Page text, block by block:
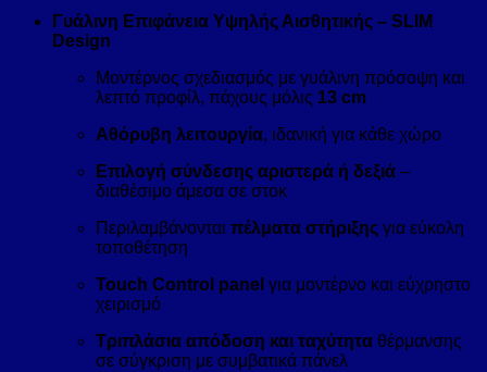
Γυάλινη Επιφάνεια Υψηλής Αισθητικής – SLIM
Design
Μοντέρνος σχεδιασμός με γυάλινη πρόσοψη και
λεπτό προφίλ, πάχους μόλις 13 cm
Αθόρυβη λειτουργία, ιδανική για κάθε χώρο
Επιλογή σύνδεσης αριστερά ή δεξιά –
διαθέσιμο άμεσα σε στοκ
Περιλαμβάνονται πέλματα στήριξης για εύκολη
τοποθέτηση
Touch Control panel για μοντέρνο και εύχρηστο
χειρισμό
Τριπλάσια απόδοση και ταχύτητα θέρμανσης
σε σύγκριση με συμβατικά πάνελ